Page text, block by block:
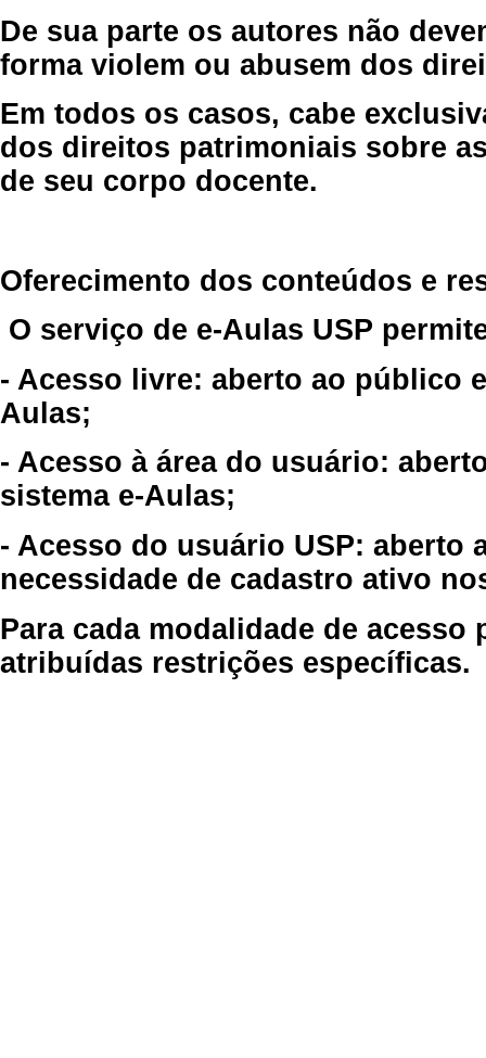
De sua parte os autores não
forma violem ou abusem dos
Em todos os casos, cabe
dos direitos patrimoniais sobre
de seu corpo docente.
Oferecimento dos conteúdos e
O serviço de e-Aulas USP
- Acesso livre: aberto ao público
Aulas;
- Acesso à área do usuário:
sistema e-Aulas;
- Acesso do usuário USP: aberto
necessidade de cadastro ativo
Para cada modalidade de
atribuídas restrições específicas.